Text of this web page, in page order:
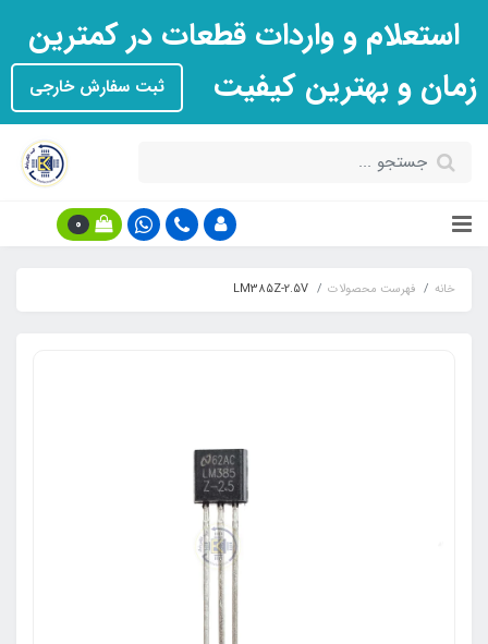
استعلام و واردات قطعات در کمترین
زمان و بهترین کیفیت
ثبت سفارش خارجی
0
خانه فهرست محصولات LM385Z-2.5V